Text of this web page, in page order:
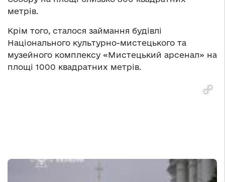
метрів.
Крім того, сталося займання будівлі
Національного культурно-мистецького та
музейного комплексу «Мистецький арсенал» на
площі 1000 квадратних метрів.